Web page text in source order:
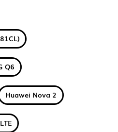
Q6
Huawei Nova 2